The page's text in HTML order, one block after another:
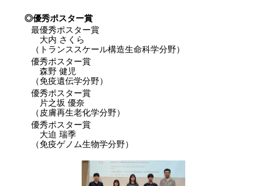
◎優秀ポスター賞
最優秀ポスター賞
大内 さくら
（トランススケール構造生命科学分野）
優秀ポスター賞
森野 健児
（免疫遺伝学分野）
優秀ポスター賞
片之坂 優奈
（皮膚再生老化学分野）
優秀ポスター賞
大迫 瑞季
（免疫ゲノム生物学分野）